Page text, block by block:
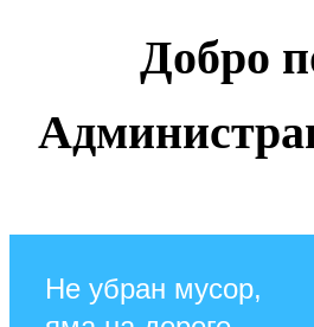
Добро
Не убран мусор,